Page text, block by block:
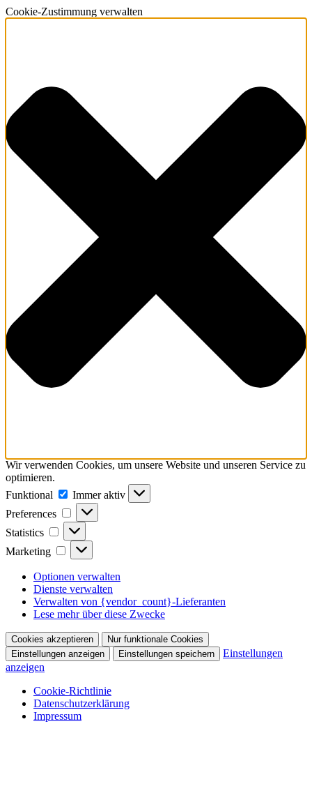
Cookie-Zustimmung verwalten
Wir verwenden Cookies, um unsere Website und unseren Service zu
optimieren.
Funktional
Funktional
Immer aktiv
Preferences
Preferences
Statistics Statistics
Marketing Marketing
Optionen verwalten
Dienste verwalten
Verwalten von {vendor_count}-Lieferanten
Lese mehr über diese Zwecke
Cookies akzeptieren
Nur funktionale Cookies
Einstellungen anzeigen
Einstellungen speichern
Einstellungen
anzeigen
Cookie-Richtlinie
Datenschutzerklärung
Impressum